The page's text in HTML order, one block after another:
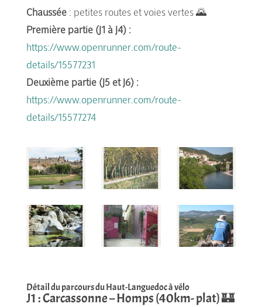
Chaussée: petites routes et voies vertes 🌄
Première partie (J1 à J4) :
https://www.openrunner.com/route-
details/15577231
Deuxième partie (J5 et J6) :
https://www.openrunner.com/route-
details/15577274
Détail du parcours du Haut-Languedoc à vélo
J1 : Carcassonne – Homps (40km- plat) 🏰